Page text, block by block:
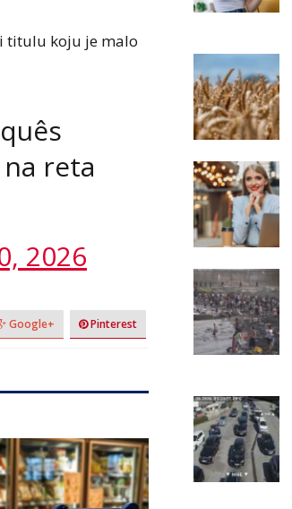
titulu koju je malo
reta
2026
Google+ Pinterest